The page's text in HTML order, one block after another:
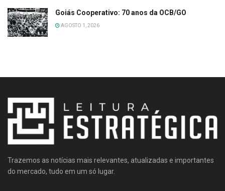
Goiás Cooperativo: 70 anos da OCB/GO
AGOSTO 1, 2026
Trazemos as notícias mais relevantes, atualizadas e importantes
do mercado, tudo em um só lugar.